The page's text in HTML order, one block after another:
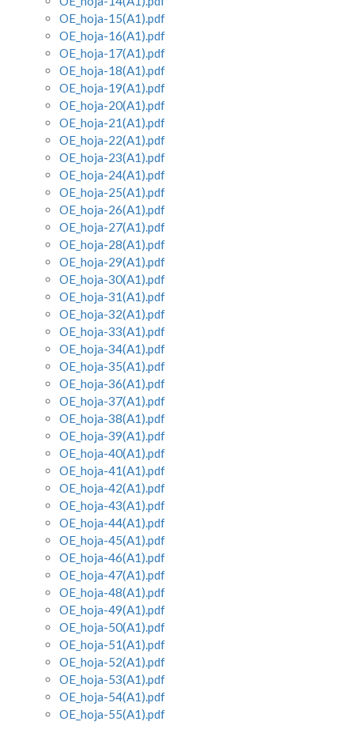
OE_hoja-15(A1).pdf
OE_hoja-16(A1).pdf
OE_hoja-17(A1).pdf
OE_hoja-18(A1).pdf
OE_hoja-19(A1).pdf
OE_hoja-20(A1).pdf
OE_hoja-21(A1).pdf
OE_hoja-22(A1).pdf
OE_hoja-23(A1).pdf
OE_hoja-24(A1).pdf
OE_hoja-25(A1).pdf
OE_hoja-26(A1).pdf
OE_hoja-27(A1).pdf
OE_hoja-28(A1).pdf
OE_hoja-29(A1).pdf
OE_hoja-30(A1).pdf
OE_hoja-31(A1).pdf
OE_hoja-32(A1).pdf
OE_hoja-33(A1).pdf
OE_hoja-34(A1).pdf
OE_hoja-35(A1).pdf
OE_hoja-36(A1).pdf
OE_hoja-37(A1).pdf
OE_hoja-38(A1).pdf
OE_hoja-39(A1).pdf
OE_hoja-40(A1).pdf
OE_hoja-41(A1).pdf
OE_hoja-42(A1).pdf
OE_hoja-43(A1).pdf
OE_hoja-44(A1).pdf
OE_hoja-45(A1).pdf
OE_hoja-46(A1).pdf
OE_hoja-47(A1).pdf
OE_hoja-48(A1).pdf
OE_hoja-49(A1).pdf
OE_hoja-50(A1).pdf
OE_hoja-51(A1).pdf
OE_hoja-52(A1).pdf
OE_hoja-53(A1).pdf
OE_hoja-54(A1).pdf
OE_hoja-55(A1).pdf